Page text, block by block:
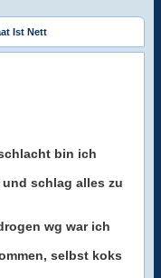
Ist Nett
bin ich
schlag alles zu
wg war ich
selbst koks